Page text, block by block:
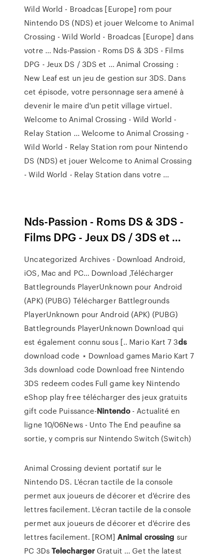
Wild World - Broadcas [Europe] rom pour
Nintendo DS (NDS) et jouer Welcome to Animal
Crossing - Wild World - Broadcas [Europe] dans
votre ... Nds-Passion - Roms DS & 3DS - Films
DPG - Jeux DS / 3DS et ... Animal Crossing :
New Leaf est un jeu de gestion sur 3DS. Dans
cet épisode, votre personnage sera amené à
devenir le maire d'un petit village virtuel.
Welcome to Animal Crossing - Wild World -
Relay Station ... Welcome to Animal Crossing -
Wild World - Relay Station rom pour Nintendo
DS (NDS) et jouer Welcome to Animal Crossing
- Wild World - Relay Station dans votre ...
Nds-Passion - Roms DS & 3DS -
Films DPG - Jeux DS / 3DS et ...
Uncategorized Archives - Download Android,
iOS, Mac and PC… Download ,Télécharger
Battlegrounds PlayerUnknown pour Android
(APK) (PUBG) Télécharger Battlegrounds
PlayerUnknown pour Android (APK) (PUBG)
Battlegrounds PlayerUnknown Download qui
est également connu sous [.. Mario Kart 7 3ds
download code ⋆ Download games Mario Kart 7
3ds download code Download free Nintendo
3DS redeem codes Full game key Nintendo
eShop play free télécharger des jeux gratuits
gift code Puissance-Nintendo- Actualité en
ligne 10/06News - Unto The End peaufine sa
sortie, y compris sur Nintendo Switch (Switch)
Animal Crossing devient portatif sur le
Nintendo DS. L'écran tactile de la console
permet aux joueurs de décorer et d'écrire des
lettres facilement. L'écran tactile de la console
permet aux joueurs de décorer et d'écrire des
lettres facilement. [ROM] Animal crossing sur
PC 3DsTelecharger Gratuit ... Get the latest